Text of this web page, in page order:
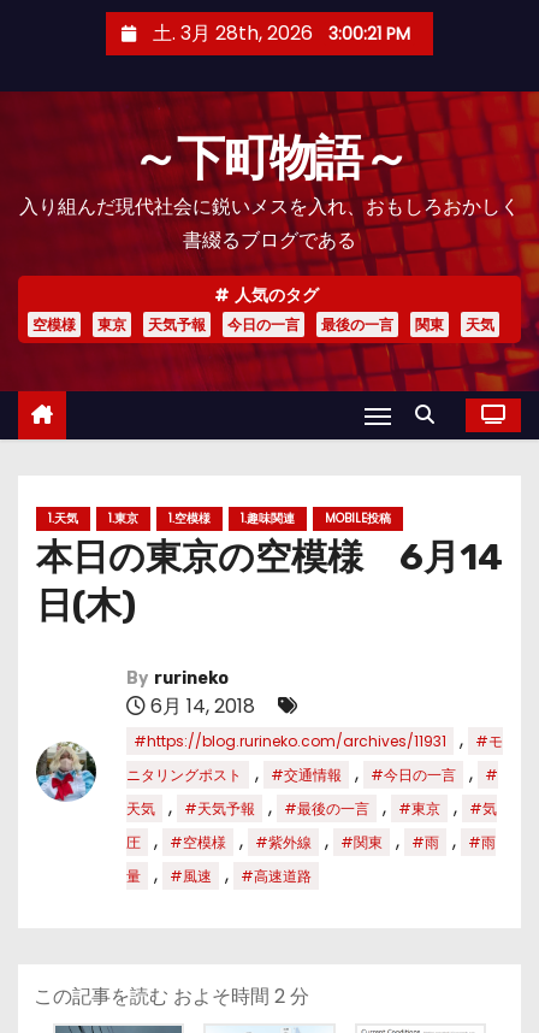
土. 3月 28th, 2026 3:00:22 PM
～下町物語～
入り組んだ現代社会に鋭いメスを入れ、おもしろおかしく
書綴るブログである
人気のタグ
空模様 東京 天気予報 今日の一言 最後の一言 関東 天気
1.天気 1.東京 1.空模様 1.趣味関連 MOBILE投稿
本日の東京の空模様 6月14
日(木)
By rurineko
6月 14, 2018
#https://blog.rurineko.com/archives/11931 ,
#モ
ニタリングポスト
, #交通情報 , #今日の一言 ,
#
天気
, #天気予報 , #最後の一言 , #東京 ,
#気
圧
, #空模様 , #紫外線 , #関東 , #雨 ,
#雨
量
, #風速 , #高速道路
この記事を読む およそ時間 2分